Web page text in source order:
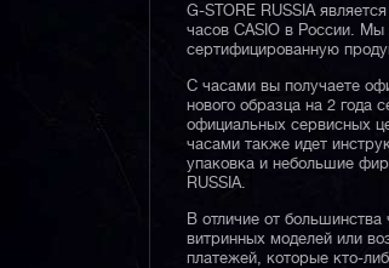
G-STORE RUSSIA
часов CASIO в России. Мы
сертифицированную
С часами вы получаете
нового образца на 2 года
официальных сервисных
часами также идет
упаковка и небольшие
RUSSIA.
В отличие от
витринных моделей или
платежей, которые кто-